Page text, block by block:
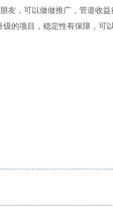
友，可以做做推广，管道收
的项目，稳定性有保障，可